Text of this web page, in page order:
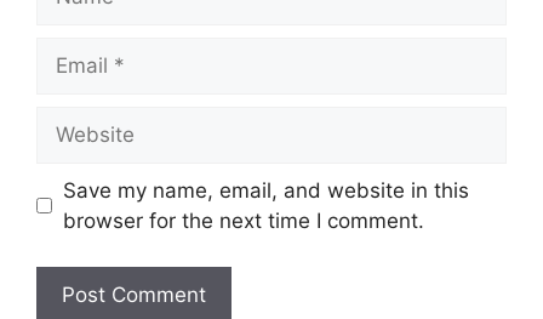
Save my name, email, and website in this
browser for the next time I comment.